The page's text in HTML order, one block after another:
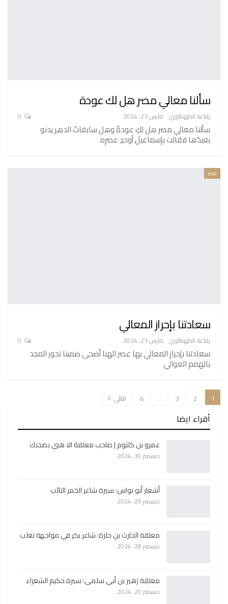
سألنا معالي مصر هل لك عودة
رفاعة الطهطاوي مارس 23, 2024
سألنا معالي مصر هل لكِ عودةٌ وهل سابقاتُ الدهر يدنو
بعيدُها فقالت بإسماعيلَ أوحدِ عصرِه
مصر
سعادتنا بإحراز المعالي
رفاعة الطهطاوي مارس 23, 2024
سعادتنا بإحرازِ المعالي بها عصر الهنا أضحى ضمينا نحوز المجد
بالهمم العوالي
1
2
3
…
6 التالي
أقراء ايضا
عمرو بن كلثوم | صاحب معلقة الا هبي بصحنك
ديسمبر 30, 2024
أشعار أبو نواس: سيرة شاعر الخمر التائب
ديسمبر 29, 2024
معلقة الحارث بن حلزة: شاعر بكر في مواجهة تغلب
ديسمبر 28, 2024
معلقة زهير بن أبي سلمى: سيرة حكيم الشعراء
ديسمبر 20, 2024